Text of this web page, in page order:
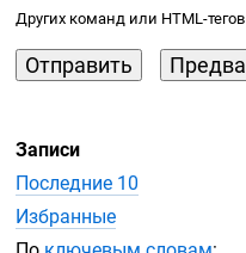
Других команд или HTML-тегов
Записи
Последние 10
Избранные